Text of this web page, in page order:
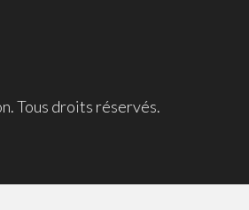
Tous droits réservés.